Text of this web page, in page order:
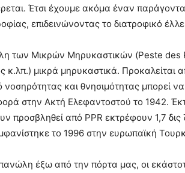
Έτσι έχουμε ακόμα έναν
επιδεινώνοντας το διατροφικό
των Μικρών Μηρυκαστικών (Peste des
κ.λπ.) μικρά μηρυκαστικά. Προκαλείται
νοσηρότητας και θνησιμότητας μπορεί
στην Ακτή Ελεφαντοστού το 1942.
προσβληθεί από PPR εκτρέφουν 1,7
το 1996 στην ευρωπαϊκή
έξω από την πόρτα μας, οι